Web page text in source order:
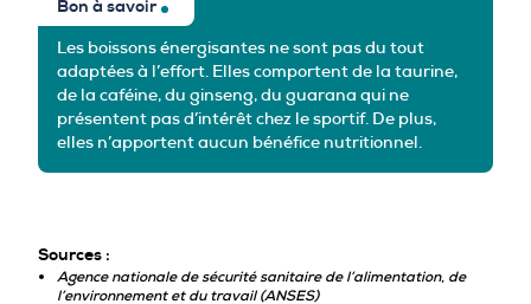
Bon à savoir
Les boissons énergisantes ne sont pas du tout
adaptées à l’effort. Elles comportent de la taurine,
de la caféine, du ginseng, du guarana qui ne
présentent pas d’intérêt chez le sportif. De plus,
elles n’apportent aucun bénéfice nutritionnel.
Sources :
Agence nationale de sécurité sanitaire de l’alimentation, de
l’environnement et du travail (ANSES)